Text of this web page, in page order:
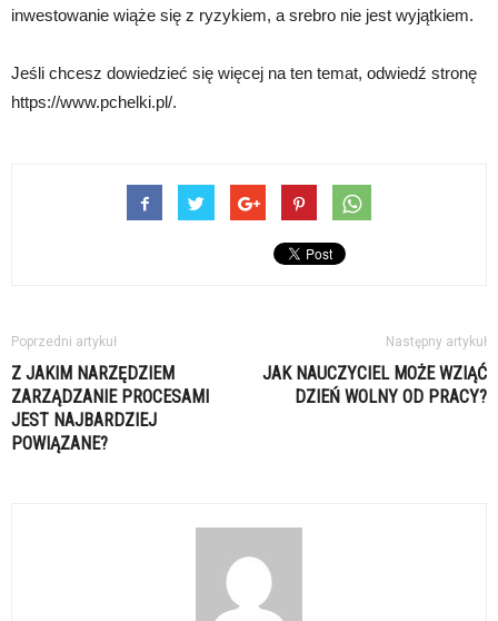
inwestowanie wiąże się z ryzykiem, a srebro nie jest wyjątkiem.
Jeśli chcesz dowiedzieć się więcej na ten temat, odwiedź stronę
https://www.pchelki.pl/.
Poprzedni artykuł
Z JAKIM NARZĘDZIEM
ZARZĄDZANIE PROCESAMI
JEST NAJBARDZIEJ
POWIĄZANE?
Następny artykuł
JAK NAUCZYCIEL MOŻE WZIĄĆ
DZIEŃ WOLNY OD PRACY?